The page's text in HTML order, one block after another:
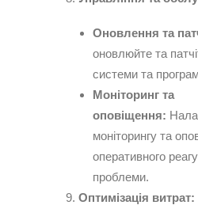
Оновлення та
оновлюйте та
системи та
Моніторинг та
оповіщення:
моніторингу та
оперативного
проблеми.
Оптимізація витрат: